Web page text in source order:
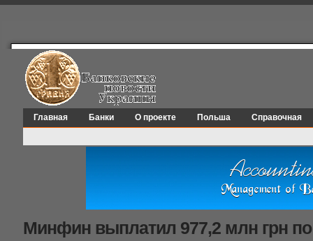
Главная Банки О проекте Польша Справочная
Минфин выплатил 977,2 млн грн